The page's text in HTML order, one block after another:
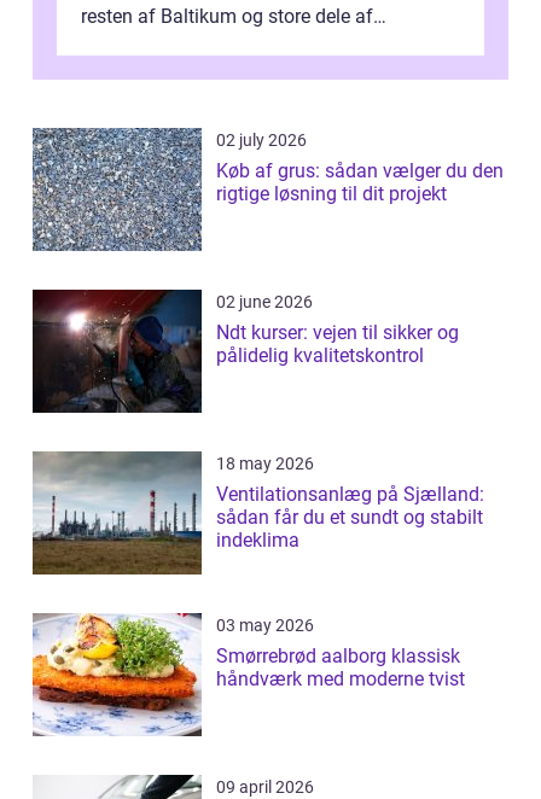
resten af Baltikum og store dele af
02 july 2026
Køb af grus: sådan vælger du den
rigtige løsning til dit projekt
02 june 2026
Ndt kurser: vejen til sikker og
pålidelig kvalitetskontrol
18 may 2026
Ventilationsanlæg på Sjælland:
sådan får du et sundt og stabilt
indeklima
03 may 2026
Smørrebrød aalborg klassisk
håndværk med moderne tvist
09 april 2026